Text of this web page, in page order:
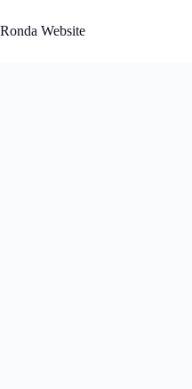
al
contenido
Ronda Website